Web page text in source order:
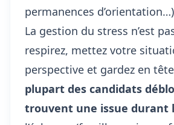
permanences
La gestion du stress n’est
respirez, mettez votre
perspective et gardez en
plupart des candidats
trouvent une issue durant